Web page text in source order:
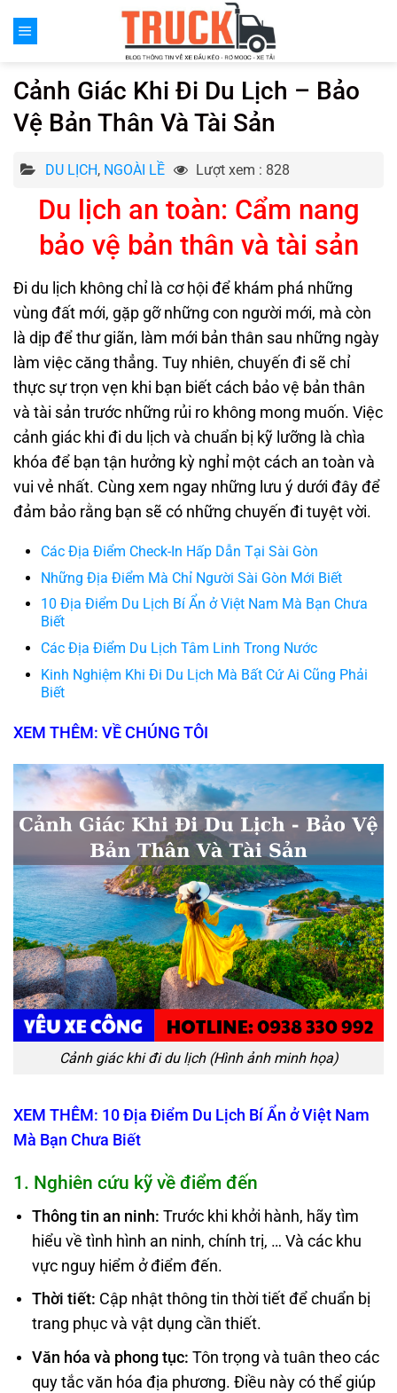
đến
Cảnh Giác Khi Đi Du Lịch – Bảo
Vệ Bản Thân Và Tài Sản
DU LỊCH, NGOÀI LỀ Lượt xem : 828
Du lịch an toàn: Cẩm nang
bảo vệ bản thân và tài sản
Đi du lịch không chỉ là cơ hội để khám phá những
vùng đất mới, gặp gỡ những con người mới, mà còn
là dịp để thư giãn, làm mới bản thân sau những ngày
làm việc căng thẳng. Tuy nhiên, chuyến đi sẽ chỉ
thực sự trọn vẹn khi bạn biết cách bảo vệ bản thân
và tài sản trước những rủi ro không mong muốn. Việc
cảnh giác khi đi du lịch và chuẩn bị kỹ lưỡng là chìa
khóa để bạn tận hưởng kỳ nghỉ một cách an toàn và
vui vẻ nhất. Cùng xem ngay những lưu ý dưới đây để
đảm bảo rằng bạn sẽ có những chuyến đi tuyệt vời.
Các Địa Điểm Check-In Hấp Dẫn Tại Sài Gòn
Những Địa Điểm Mà Chỉ Người Sài Gòn Mới Biết
10 Địa Điểm Du Lịch Bí Ẩn ở Việt Nam Mà Bạn Chưa
Biết
Các Địa Điểm Du Lịch Tâm Linh Trong Nước
Kinh Nghiệm Khi Đi Du Lịch Mà Bất Cứ Ai Cũng Phải
Biết
XEM THÊM: VỀ CHÚNG TÔI
Cảnh giác khi đi du lịch (Hình ảnh minh họa)
XEM THÊM: 10 Địa Điểm Du Lịch Bí Ẩn ở Việt Nam
Mà Bạn Chưa Biết
1. Nghiên cứu kỹ về điểm đến
Thông tin an ninh: Trước khi khởi hành, hãy tìm
hiểu về tình hình an ninh, chính trị, … Và các khu
vực nguy hiểm ở điểm đến.
Thời tiết: Cập nhật thông tin thời tiết để chuẩn bị
trang phục và vật dụng cần thiết.
Văn hóa và phong tục: Tôn trọng và tuân theo các
quy tắc văn hóa địa phương. Điều này có thể giúp